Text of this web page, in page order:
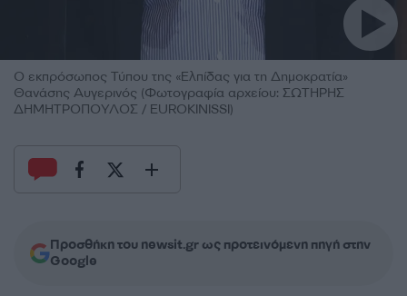
Ο εκπρόσωπος Τύπου της «Ελπίδας για τη Δημοκρατία»
Θανάσης Αυγερινός (Φωτογραφία αρχείου: ΣΩΤΗΡΗΣ
ΔΗΜΗΤΡΟΠΟΥΛΟΣ / EUROKINISSI)
Προσθήκη του newsit.gr ως προτεινόμενη πηγή στην
Google